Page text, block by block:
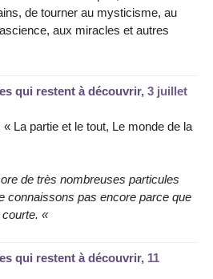
de tourner au mysticisme, au
aux miracles et autres
qui restent à découvrir, 3 juillet
La partie et le tout, Le monde de la
de très nombreuses particules
connaissons pas encore parce que
courte. «
qui restent à découvrir, 11